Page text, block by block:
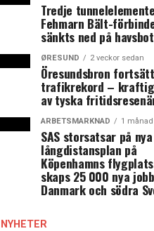
Tredje
Fehmarn Bält-
sänkts ned på
ØRESUND 2 veckor sedan
Öresundsbron
trafikrekord –
av tyska
ARBETSMARKNAD 1
SAS storsatsar på nya
långdistansplan på
Köpenhamns
skaps 25 000 nya
Danmark och södra